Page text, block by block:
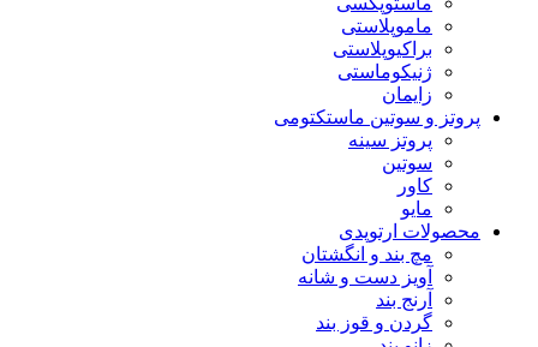
ماموپلاستی
براکیوپلاستی
ژنیکوماستی
زایمان
پروتز و سوتین ماستکتومی
پروتز سینه
سوتین
کاور
مایو
محصولات ارتوپدی
مچ بند و انگشتان
آویز دست و شانه
آرنج بند
گردن و قوز بند